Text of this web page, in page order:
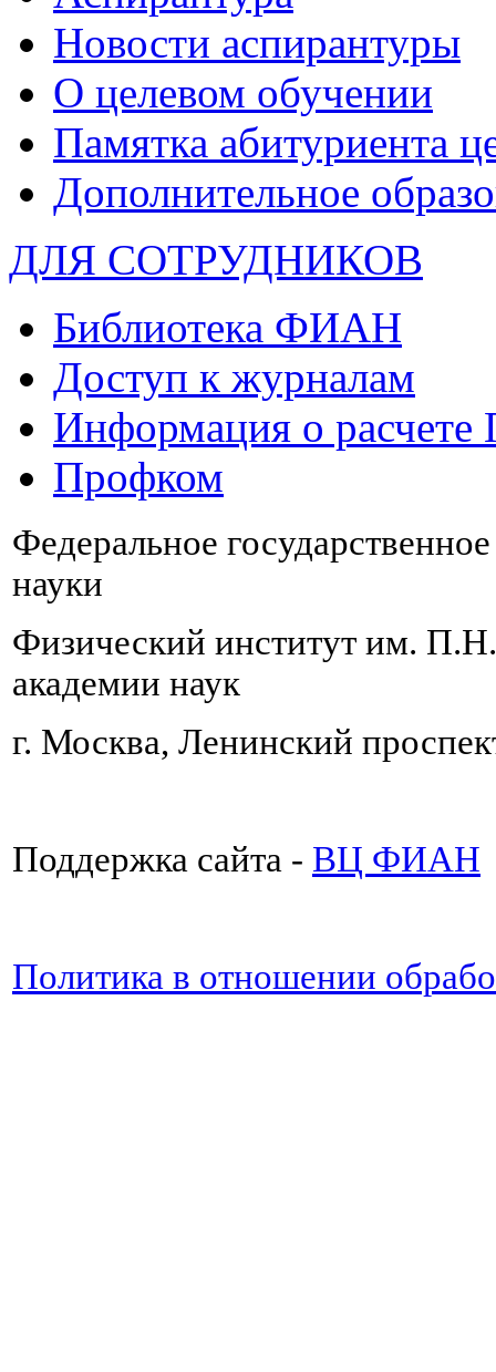
Новости аспирантуры
О целевом обучении
Памятка абитуриента
Дополнительное
ДЛЯ СОТРУДНИКОВ
Библиотека ФИАН
Доступ к журналам
Информация о
Профком
Федеральное
науки
Физический институт им.
академии наук
г. Москва, Ленинский
Поддержка сайта - ВЦ ФИАН
Политика в отношении